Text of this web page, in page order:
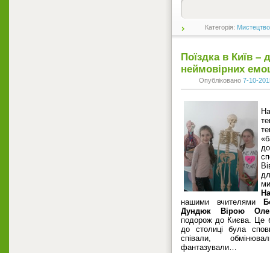
Категорія: Мистецтво
Поїздка в Київ –
неймовірних
Опубліковано 7-10-
нашими вчителями
Дундюк Вірою
подорож до Києва. Це
до столиці була
співали,
фантазували…